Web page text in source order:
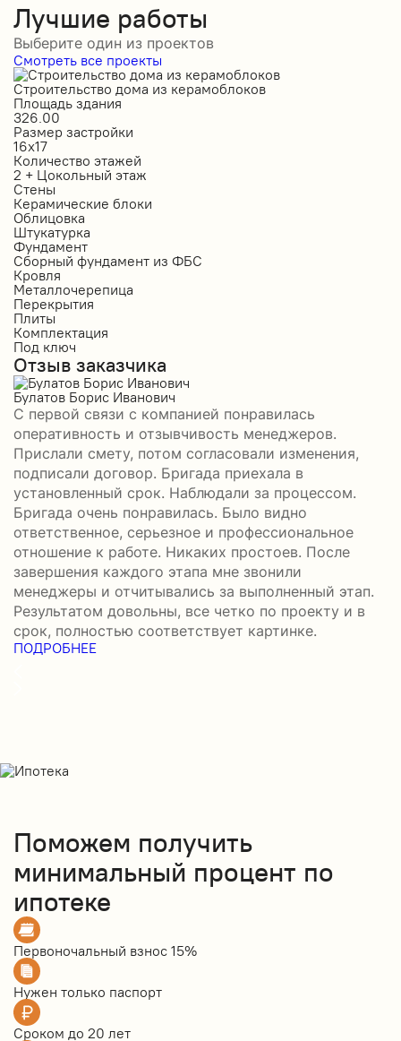
Лучшие работы
Выберите один из проектов
Смотреть все проекты
Строительство дома из керамоблоков
Площадь здания
326.00
Размер застройки
16х17
Количество этажей
2 + Цокольный этаж
Стены
Керамические блоки
Облицовка
Штукатурка
Фундамент
Сборный фундамент из ФБС
Кровля
Металлочерепица
Перекрытия
Плиты
Комплектация
Под ключ
Отзыв заказчика
Булатов Борис Иванович
С первой связи с компанией понравилась
оперативность и отзывчивость менеджеров.
Прислали смету, потом согласовали изменения,
подписали договор. Бригада приехала в
установленный срок. Наблюдали за процессом.
Бригада очень понравилась. Было видно
ответственное, серьезное и профессиональное
отношение к работе. Никаких простоев. После
завершения каждого этапа мне звонили
менеджеры и отчитывались за выполненный этап.
Результатом довольны, все четко по проекту и в
срок, полностью соответствует картинке.
ПОДРОБНЕЕ
Поможем получить
минимальный процент по
ипотеке
Первоночальный взнос 15%
Нужен только паспорт
Сроком до 20 лет